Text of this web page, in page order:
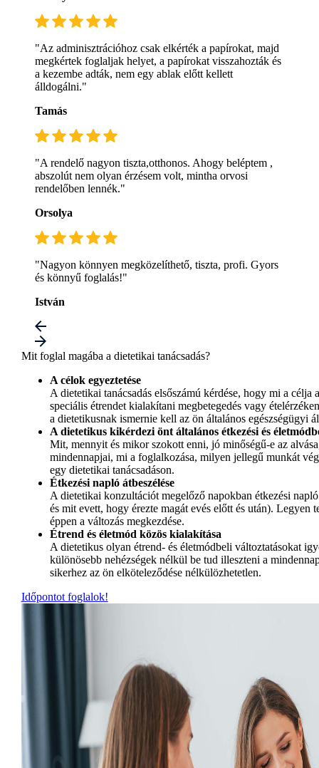
"Az adminisztrációhoz csak elkérték a papírokat, majd
megkértek foglaljak helyet, a papírokat visszahozták és
a kezembe adták, nem egy ablak előtt kellett
álldogálni."
Tamás
"A rendelő nagyon tiszta,otthonos. Ahogy beléptem ,
abszolút nem olyan érzésem volt, mintha orvosi
rendelőben lennék."
Orsolya
"Nagyon könnyen megközelíthető, tiszta, profi. Gyors
és könnyű foglalás!"
István
Mit foglal magába a dietetikai tanácsadás?
A célok egyeztetése
A dietetikai tanácsadás elsőszámú kérdése, hogy mi a célja
speciális étrendet kialakítani megbetegedés vagy
a dietetikusnak ismernie kell az ön általános egészségügyi
A dietetikus kikérdezi önt általános étkezési és
Mit, mennyit és mikor szokott enni, jó minőségű-e az
mindennapjai, mi a foglalkozása, milyen jellegű munkát
egy dietetikai tanácsadáson.
Étkezési napló átbeszélése
A dietetikai konzultációt megelőző napokban étkezési
és mit evett, hogy érezte magát evés előtt és után). Legyen
éppen a változás megkezdése.
Étrend és életmód közös kialakítása
A dietetikus olyan étrend- és életmódbeli változtatásokat
különösebb nehézségek nélkül be tud illeszteni a
sikerhez az ön elköteleződése nélkülözhetetlen.
Időpontot foglalok!